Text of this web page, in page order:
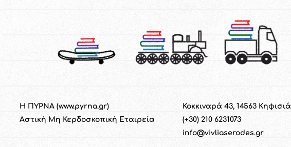
Η ΠΥΡΝΑ (www.pyrna.gr)
Αστική M η Κερδοσκοπική Εταιρεία
Κοκκιναρά 43, 14563 Κηφισιά
(+30) 210 6231073
info@vivliaserodes.gr